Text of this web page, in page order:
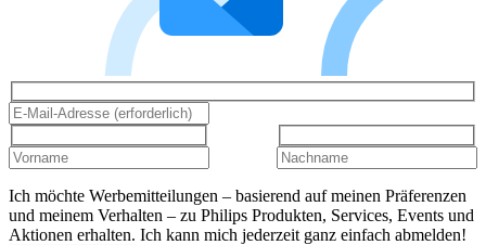
Ich möchte Werbemitteilungen – basierend auf meinen Präferenzen
und meinem Verhalten – zu Philips Produkten, Services, Events und
Aktionen erhalten. Ich kann mich jederzeit ganz einfach abmelden!